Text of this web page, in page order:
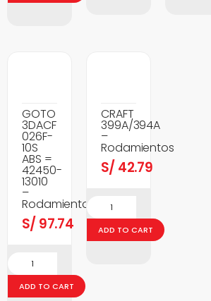
GOTO
3DACF
026F-
10S
ABS =
42450-
13010
–
Rodamientos
S/ 97.74
ADD TO CART
CRAFT
399A/394A
–
Rodamientos
S/ 42.79
ADD TO CART